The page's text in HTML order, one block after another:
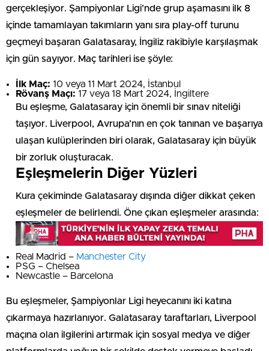
gerçekleşiyor. Şampiyonlar Ligi’nde grup aşamasını ilk 8
içinde tamamlayan takımların yanı sıra play-off turunu
geçmeyi başaran Galatasaray, İngiliz rakibiyle karşılaşmak
için gün sayıyor. Maç tarihleri ise şöyle:
İlk Maç: 10 veya 11 Mart 2024, İstanbul
Rövanş Maçı: 17 veya 18 Mart 2024, İngiltere
Bu eşleşme, Galatasaray için önemli bir sınav niteliği
taşıyor. Liverpool, Avrupa’nın en çok tanınan ve başarıya
ulaşan kulüplerinden biri olarak, Galatasaray için büyük
bir zorluk oluşturacak.
Eşleşmelerin Diğer Yüzleri
Kura çekiminde Galatasaray dışında diğer dikkat çeken
eşleşmeler de belirlendi. Öne çıkan eşleşmeler arasında:
Real Madrid – Manchester City
PSG – Chelsea
Newcastle – Barcelona
Bu eşleşmeler, Şampiyonlar Ligi heyecanını iki katına
çıkarmaya hazırlanıyor. Galatasaray taraftarları, Liverpool
maçına olan ilgilerini artırmak için sosyal medya ve diğer